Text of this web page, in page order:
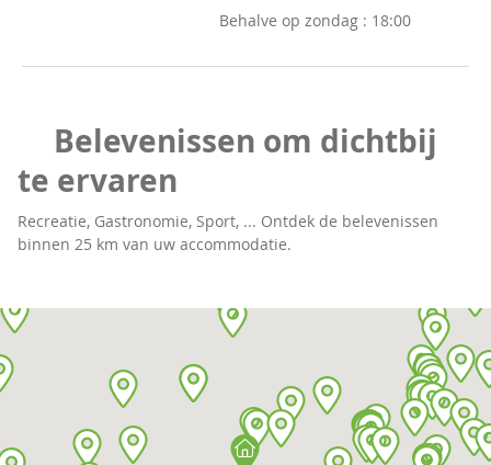
Behalve op zondag : 18:00
Belevenissen om dichtbij
te ervaren
Recreatie, Gastronomie, Sport, ... Ontdek de belevenissen
binnen 25 km van uw accommodatie.